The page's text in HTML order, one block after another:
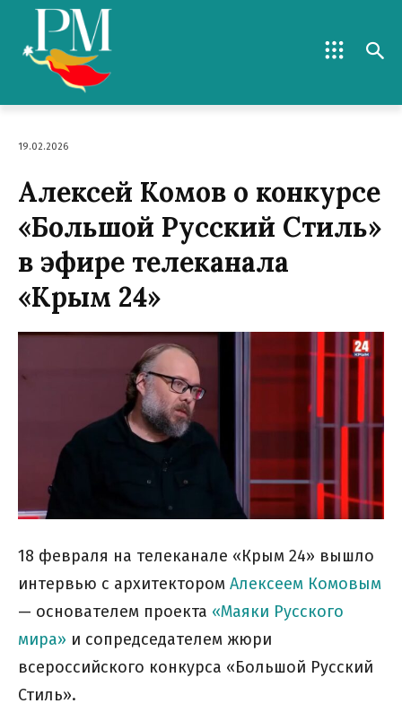
19.02.2026
Алексей Комов о конкурсе
«Большой Русский Стиль»
в эфире телеканала
«Крым 24»
18 февраля на телеканале «Крым 24» вышло
интервью с архитектором Алексеем Комовым
— основателем проекта «Маяки Русского
мира» и сопредседателем жюри
всероссийского конкурса «Большой Русский
Стиль».